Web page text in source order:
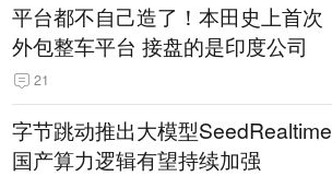
平台都不自己造了！本田史上首次
外包整车平台 接盘的是印度公司
21
字节跳动推出大模型SeedRealtime
国产算力逻辑有望持续加强